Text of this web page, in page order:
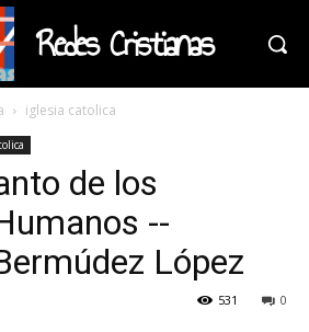
Redes Cristianas
iglesia catolica
de los
--
López
0
531